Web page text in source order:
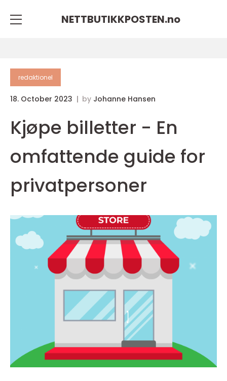
NETTBUTIKKPOSTEN.no
redaktionel
18. October 2023 by Johanne Hansen
Kjøpe billetter - En
omfattende guide for
privatpersoner